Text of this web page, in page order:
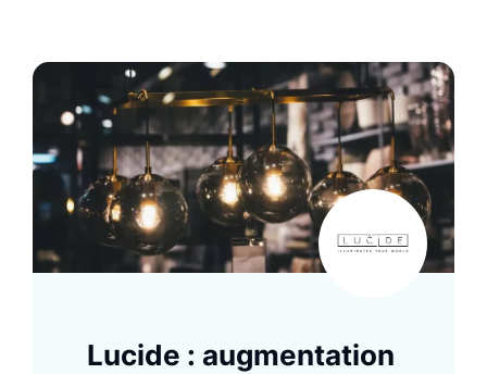
Lucide : augmentation